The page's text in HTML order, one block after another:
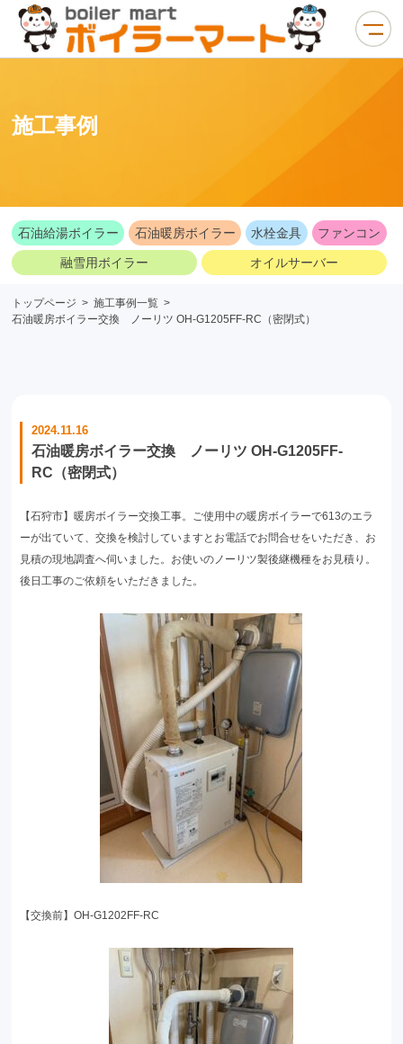
施工事例
石油給湯ボイラー 石油暖房ボイラー 水栓金具 ファンコン
融雪用ボイラー オイルサーバー
トップページ > 施工事例一覧 >
石油暖房ボイラー交換 ノーリツ OH-G1205FF-RC（密閉式）
2024.11.16
石油暖房ボイラー交換 ノーリツ OH-G1205FF-
RC（密閉式）
【石狩市】暖房ボイラー交換工事。ご使用中の暖房ボイラーで613のエラ
ーが出ていて、交換を検討していますとお電話でお問合せをいただき、お
見積の現地調査へ伺いました。お使いのノーリツ製後継機種をお見積り。
後日工事のご依頼をいただきました。
【交換前】OH-G1202FF-RC